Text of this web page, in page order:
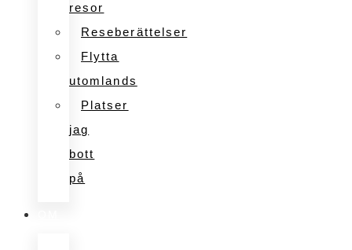
resor
Reseberättelser
Flytta
utomlands
Platser
jag
bott
på